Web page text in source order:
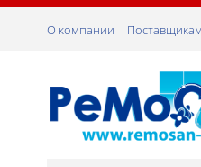
О компании Поставщикам